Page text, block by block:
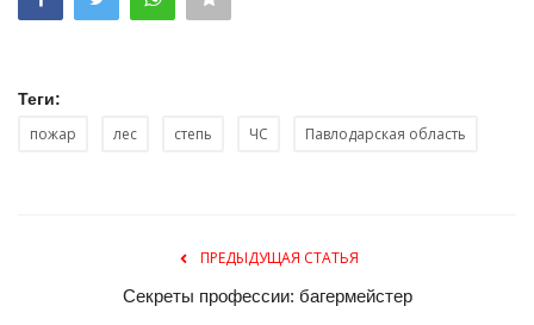
Теги:
пожар лес степь ЧС Павлодарская область
ПРЕДЫДУЩАЯ СТАТЬЯ
Секреты профессии: багермейстер